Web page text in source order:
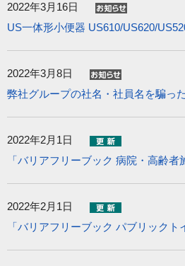
2022年3月16日
US一体形小便器 US610/US620/
2022年3月8日
弊社グループの社名・社員名を騙っ
2022年2月1日
「バリアフリーブック 病院・高齢
2022年2月1日
「バリアフリーブック パブリック